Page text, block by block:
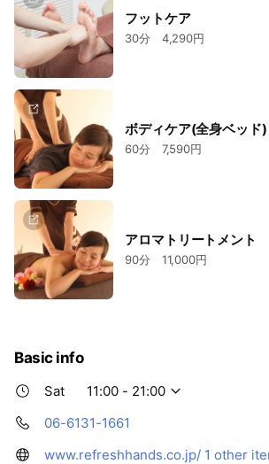
初回ログインクーポンの300円OFFは今だけ
ぜひダウンロードしてお得に疲れを癒して
iPhoneをお持ちの方はこちら：
https://apps.apple.com/jp/app/
Androidをお持ちの方はこちら：
https://play.google.com/store/apps/details?
id=jp.epark.salonappq2c0r3
フットケア
30分 4,290円
ボディケア(全身ベッド)
60分 7,590円
アロマトリートメント
90分 11,000円
Basic info
Sat
11:00 - 21:00
06-6131-1661
www.refreshhands.co.jp/ 1 other